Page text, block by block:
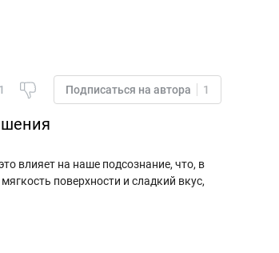
1 Подписаться на автора 1
влияет на наше подсознание, что, в
поверхности и сладкий вкус,